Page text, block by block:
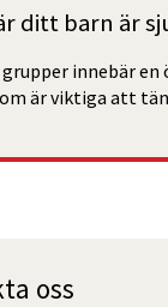
ditt barn är
innebär
är viktiga att
oss